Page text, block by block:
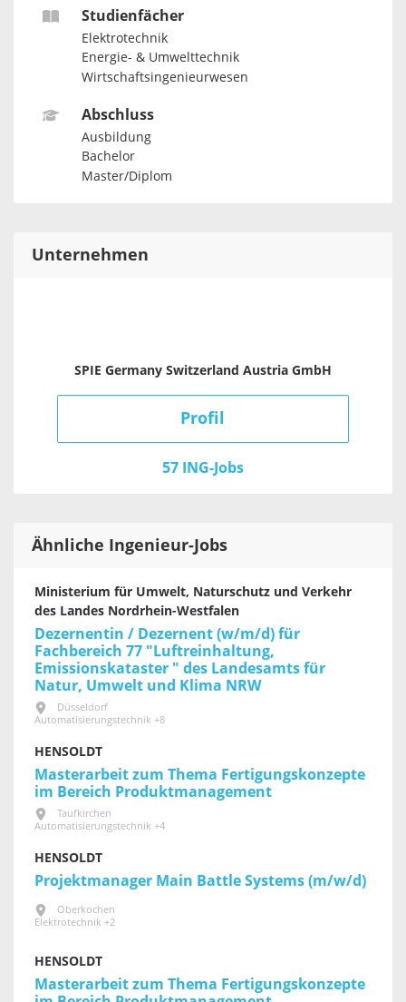
Studienfächer
Elektrotechnik
Energie- & Umwelttechnik
Wirtschaftsingenieurwesen
Abschluss
Ausbildung
Bachelor
Master/Diplom
Unternehmen
SPIE Germany Switzerland Austria GmbH
Profil
57 ING-Jobs
Ähnliche Ingenieur-Jobs
Ministerium für Umwelt, Naturschutz und Verkehr
des Landes Nordrhein-Westfalen
Dezernentin / Dezernent (w/m/d) für
Fachbereich 77 "Luftreinhaltung,
Emissionskataster " des Landesamts für
Natur, Umwelt und Klima NRW
Düsseldorf
Automatisierungstechnik +8
HENSOLDT
Masterarbeit zum Thema Fertigungskonzepte
im Bereich Produktmanagement
Taufkirchen
Automatisierungstechnik +4
HENSOLDT
Projektmanager Main Battle Systems (m/w/d)
Oberkochen
Elektrotechnik +2
HENSOLDT
Masterarbeit zum Thema Fertigungskonzepte